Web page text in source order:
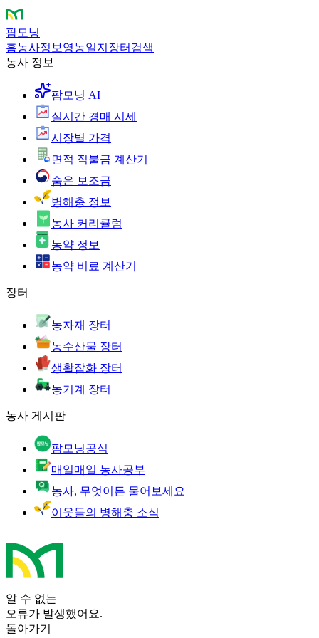
팜모닝
홈농사정보 영농일지 장터 검색
농사 정보
팜모닝 AI
실시간 경매 시세
시장별 가격
면적 직불금 계산기
숨은 보조금
병해충 정보
농사 커리큘럼
농약 정보
농약 비료 계산기
장터
농자재 장터
농수산물 장터
생활잡화 장터
농기계 장터
농사 게시판
팜모닝공식
매일매일 농사공부
농사, 무엇이든 물어보세요
이웃들의 병해충 소식
알 수 없는
오류가 발생했어요.
돌아가기